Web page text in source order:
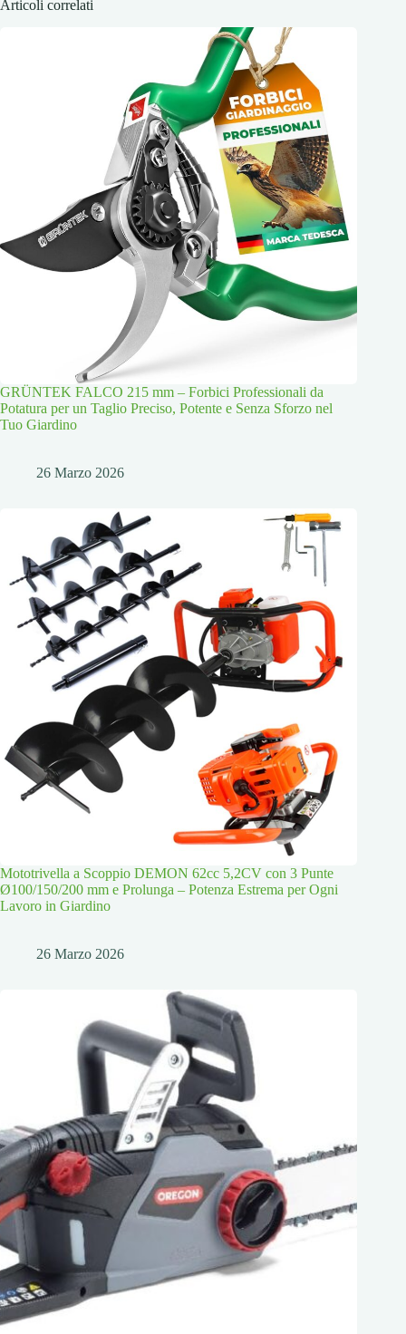
Articoli correlati
GRÜNTEK FALCO 215 mm – Forbici Professionali da
Potatura per un Taglio Preciso, Potente e Senza Sforzo nel
Tuo Giardino
26 Marzo 2026
Mototrivella a Scoppio DEMON 62cc 5,2CV con 3 Punte
Ø100/150/200 mm e Prolunga – Potenza Estrema per Ogni
Lavoro in Giardino
26 Marzo 2026